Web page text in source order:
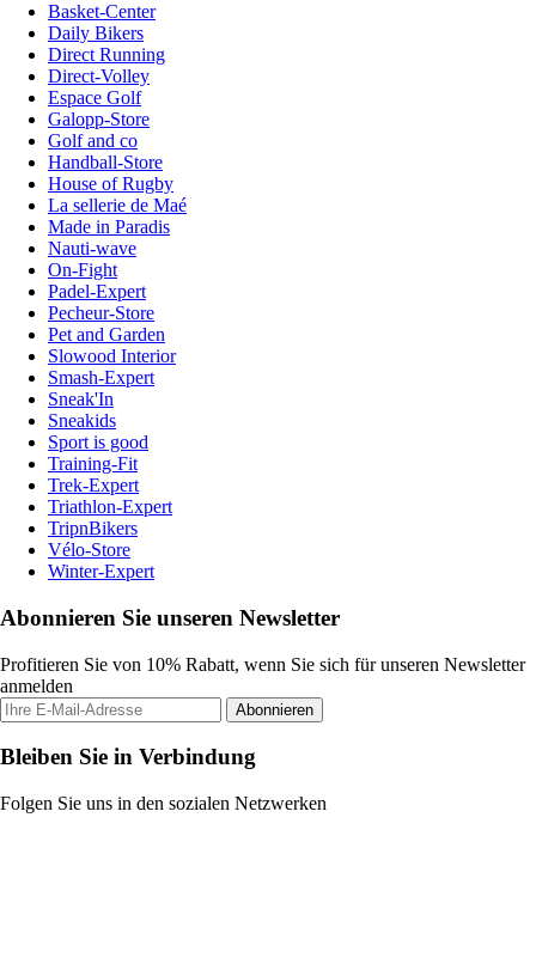
Basket-Center
Daily Bikers
Direct Running
Direct-Volley
Espace Golf
Galopp-Store
Golf and co
Handball-Store
House of Rugby
La sellerie de Maé
Made in Paradis
Nauti-wave
On-Fight
Padel-Expert
Pecheur-Store
Pet and Garden
Slowood Interior
Smash-Expert
Sneak'In
Sneakids
Sport is good
Training-Fit
Trek-Expert
Triathlon-Expert
TripnBikers
Vélo-Store
Winter-Expert
Abonnieren Sie unseren Newsletter
Profitieren Sie von 10% Rabatt, wenn Sie sich für unseren Newsletter
anmelden
Abonnieren
Bleiben Sie in Verbindung
Folgen Sie uns in den sozialen Netzwerken